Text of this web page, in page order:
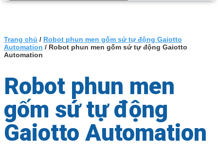
Trang chủ / Robot phun men gốm sứ tự động Gaiotto
Automation / Robot phun men gốm sứ tự động Gaiotto
Automation
Robot phun men
gốm sứ tự động
Gaiotto Automation